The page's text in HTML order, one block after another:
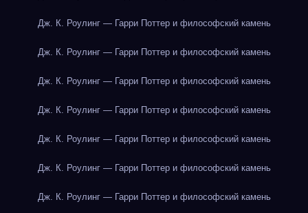
Дж. К. Роулинг — Гарри Поттер и философский камень
Дж. К. Роулинг — Гарри Поттер и философский камень
Дж. К. Роулинг — Гарри Поттер и философский камень
Дж. К. Роулинг — Гарри Поттер и философский камень
Дж. К. Роулинг — Гарри Поттер и философский камень
Дж. К. Роулинг — Гарри Поттер и философский камень
Дж. К. Роулинг — Гарри Поттер и философский камень